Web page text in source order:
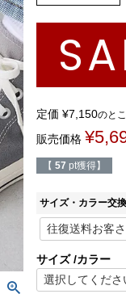
定価 ¥7,150のと
販売価格 ¥
【 57 pt獲得】
サイズ・カラー交
サイズ カラー